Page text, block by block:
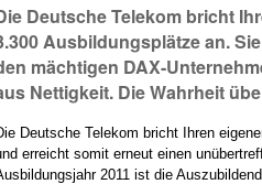
Deutsche Telekom bricht
Ausbildungsplätze an.
mächtigen DAX-
Nettigkeit. Die Wahrheit
Deutsche Telekom bricht Ihren
erreicht somit erneut einen
2011 ist die